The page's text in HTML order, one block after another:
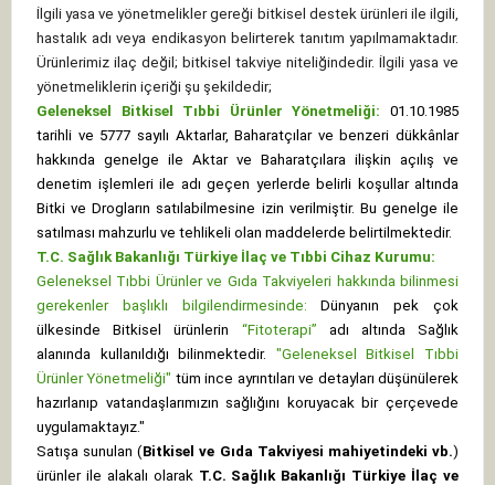
İlgili yasa ve yönetmelikler gereği bitkisel destek ürünleri ile ilgili,
hastalık adı veya endikasyon belirterek tanıtım yapılmamaktadır.
Ürünlerimiz ilaç değil; bitkisel takviye niteliğindedir. İlgili yasa ve
yönetmeliklerin içeriği şu şekildedir;
Geleneksel Bitkisel Tıbbi Ürünler Yönetmeliği: 01.10.1985
tarihli ve 5777 sayılı Aktarlar, Baharatçılar ve benzeri dükkânlar
hakkında genelge ile Aktar ve Baharatçılara ilişkin açılış ve
denetim işlemleri ile adı geçen yerlerde belirli koşullar altında
Bitki ve Drogların satılabilmesine izin verilmiştir. Bu genelge ile
satılması mahzurlu ve tehlikeli olan maddelerde belirtilmektedir.
T.C. Sağlık Bakanlığı Türkiye İlaç ve Tıbbi Cihaz Kurumu:
Geleneksel Tıbbi Ürünler ve Gıda Takviyeleri hakkında bilinmesi
gerekenler başlıklı bilgilendirmesinde:
Dünyanın pek çok
ülkesinde Bitkisel ürünlerin “Fitoterapi” adı altında Sağlık
alanında kullanıldığı bilinmektedir. "Geleneksel Bitkisel Tıbbi
Ürünler Yönetmeliği" tüm ince ayrıntıları ve detayları düşünülerek
hazırlanıp vatandaşlarımızın sağlığını koruyacak bir çerçevede
uygulamaktayız."
Satışa sunulan (Bitkisel ve Gıda Takviyesi mahiyetindeki vb.)
ürünler ile alakalı olarak T.C. Sağlık Bakanlığı Türkiye İlaç ve